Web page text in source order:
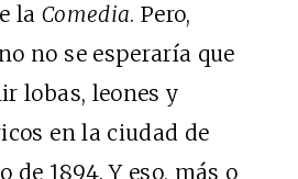
la Comedia. Pero,
no se esperaría que
lobas, leones y
en la ciudad de
de 1894. Y eso, más o